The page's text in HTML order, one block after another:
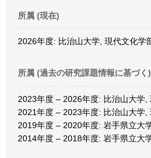
所属 (現在)
2026年度: 比治山大学, 現代文化学
所属 (過去の研究課題情報に基づく)
2023年度 – 2026年度: 比治山大学,
2021年度 – 2023年度: 比治山大学,
2019年度 – 2020年度: 岩手県立大
2014年度 – 2018年度: 岩手県立大